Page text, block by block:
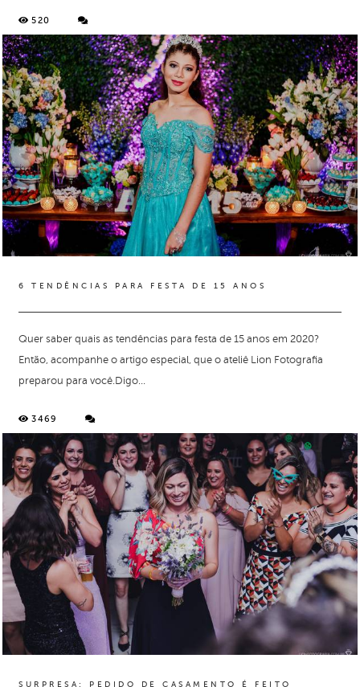
520
6 TENDÊNCIAS PARA FESTA DE 15 ANOS
3469
Quer saber quais as tendências para festa de 15 anos em 2020?
Então, acompanhe o artigo especial, que o ateliê Lion Fotografia
preparou para você.Digo...
SURPRESA: PEDIDO DE CASAMENTO É FEITO